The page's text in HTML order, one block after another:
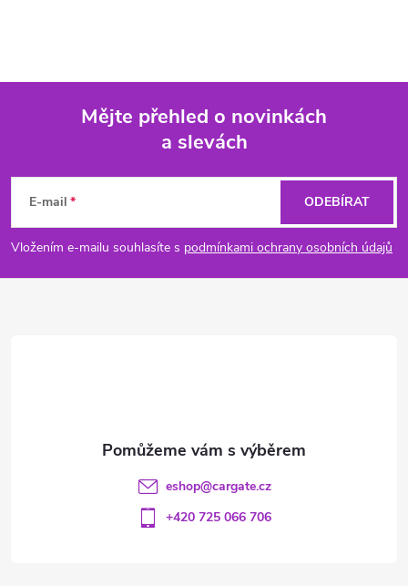
p
a
Mějte přehled o novinkách
a slevách
E-mail
Vložením e-mailu souhlasíte s podmínkami ochrany osobních údajů
ODEBÍRAT
eshop@cargate.cz
+420 725 066 706